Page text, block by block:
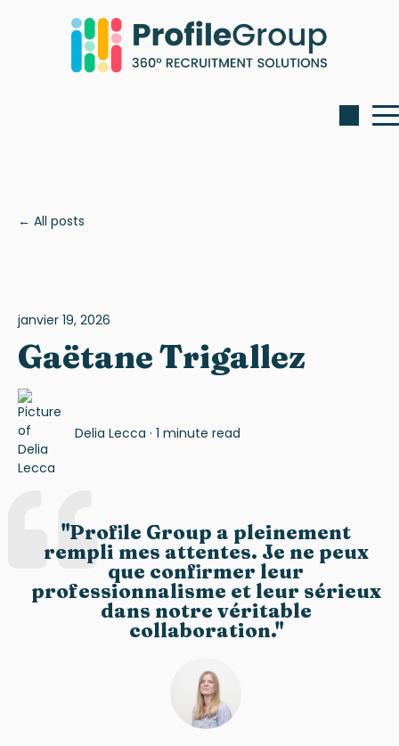
All posts
janvier 19, 2026
Gaëtane Trigallez
Delia Lecca · 1 minute read
"Profile Group a pleinement
rempli mes attentes. Je ne peux
que confirmer leur
professionnalisme et leur sérieux
dans notre véritable
collaboration."